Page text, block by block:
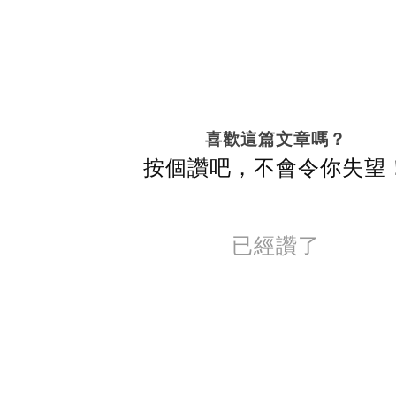
喜歡這篇文章嗎？
按個讚吧，不會令你失望
已經讚了